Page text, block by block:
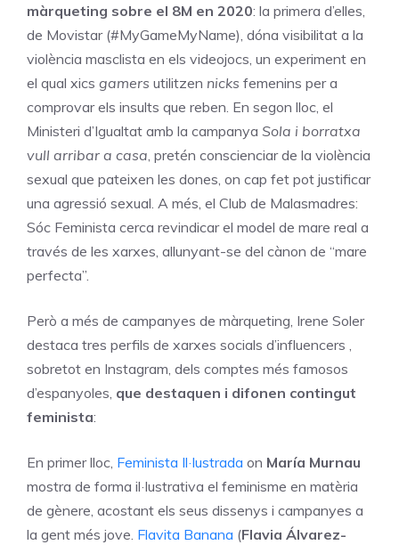
màrqueting sobre el 8M en 2020: la primera d’elles,
de Movistar (#MyGameMyName), dóna visibilitat a la
violència masclista en els videojocs, un experiment en
el qual xics gamers utilitzen nicks femenins per a
comprovar els insults que reben. En segon lloc, el
Ministeri d’Igualtat amb la campanya Sola i borratxa
vull arribar a casa, pretén conscienciar de la violència
sexual que pateixen les dones, on cap fet pot justificar
una agressió sexual. A més, el Club de Malasmadres:
Sóc Feminista cerca revindicar el model de mare real a
través de les xarxes, allunyant-se del cànon de “mare
perfecta”.
Però a més de campanyes de màrqueting, Irene Soler
destaca tres perfils de xarxes socials d’influencers ,
sobretot en Instagram, dels comptes més famosos
d’espanyoles, que destaquen i difonen contingut
feminista:
En primer lloc, Feminista Il·lustrada on María Murnau
mostra de forma il·lustrativa el feminisme en matèria
de gènere, acostant els seus dissenys i campanyes a
la gent més jove. Flavita Banana (Flavia Álvarez-